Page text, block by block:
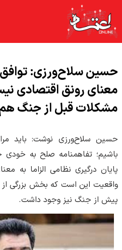
حسین سلاح‌ورزی: توافق
معنای رونق اقتصادی
مشکلات قبل از جنگ
حسین سلاح‌ورزی نوشت: باید
باشیم؛ تفاهمنامه صلح به خودی
پایان درگیری نظامی الزاما به
واقعیت این است که بخش بزرگی
پیش از جنگ نیز وجود داشت.